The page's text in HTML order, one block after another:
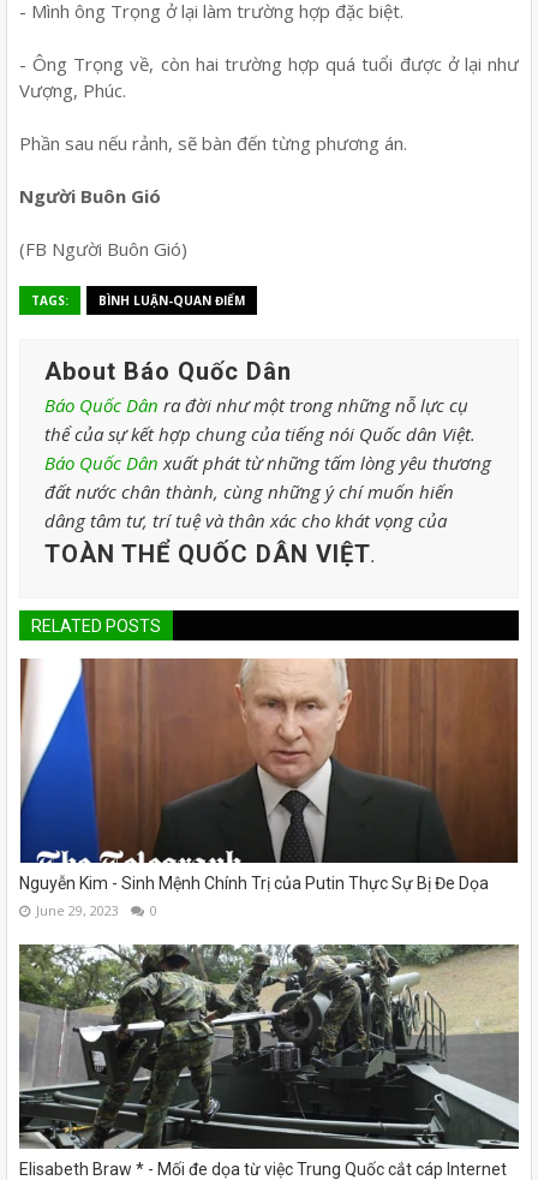
- Mình ông Trọng ở lại làm trường hợp đặc biệt.
- Ông Trọng về, còn hai trường hợp quá tuổi được ở lại như
Vượng, Phúc.
Phần sau nếu rảnh, sẽ bàn đến từng phương án.
Người Buôn Gió
(FB Người Buôn Gió)
TAGS: BÌNH LUẬN-QUAN ĐIỂM
About Báo Quốc Dân
Báo Quốc Dân ra đời như một trong những nỗ lực cụ
thể của sự kết hợp chung của tiếng nói Quốc dân Việt.
Báo Quốc Dân xuất phát từ những tấm lòng yêu thương
đất nước chân thành, cùng những ý chí muốn hiến
dâng tâm tư, trí tuệ và thân xác cho khát vọng của
TOÀN THỂ QUỐC DÂN VIỆT.
RELATED POSTS
Nguyễn Kim - Sinh Mệnh Chính Trị của Putin Thực Sự Bị Đe Dọa
June 29, 2023 0
Elisabeth Braw * - Mối đe dọa từ việc Trung Quốc cắt cáp Internet